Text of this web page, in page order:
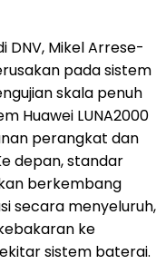
DNV, Mikel Arrese-
pada sistem
skala penuh
Huawei LUNA2000
perangkat dan
depan, standar
berkembang
secara menyeluruh,
ke
sistem baterai.